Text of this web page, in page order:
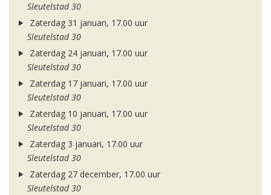
Sleutelstad 30
Zaterdag 31 januari, 17.00 uur
Sleutelstad 30
Zaterdag 24 januari, 17.00 uur
Sleutelstad 30
Zaterdag 17 januari, 17.00 uur
Sleutelstad 30
Zaterdag 10 januari, 17.00 uur
Sleutelstad 30
Zaterdag 3 januari, 17.00 uur
Sleutelstad 30
Zaterdag 27 december, 17.00 uur
Sleutelstad 30